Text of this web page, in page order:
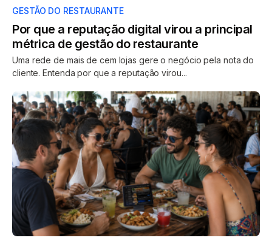
GESTÃO DO RESTAURANTE
Por que a reputação digital virou a principal
métrica de gestão do restaurante
Uma rede de mais de cem lojas gere o negócio pela nota do
cliente. Entenda por que a reputação virou...